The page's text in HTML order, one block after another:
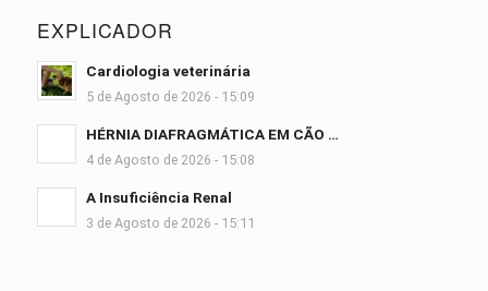
EXPLICADOR
Cardiologia veterinária
5 de Agosto de 2026 - 15:09
HÉRNIA DIAFRAGMÁTICA EM CÃO …
4 de Agosto de 2026 - 15:08
A Insuficiência Renal
3 de Agosto de 2026 - 15:11